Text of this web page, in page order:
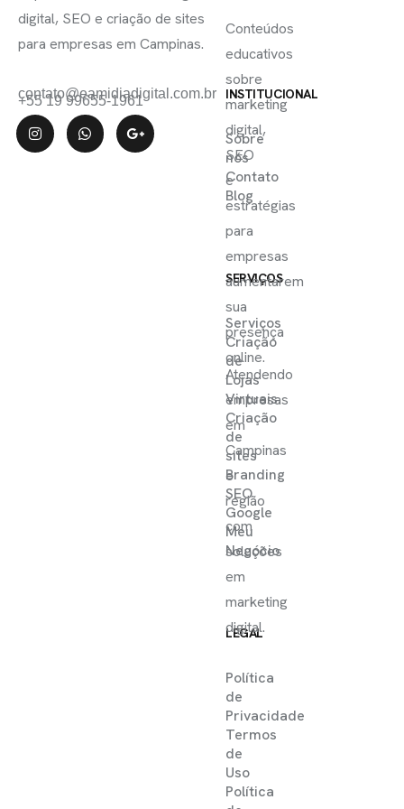
digital, SEO e criação de sites
para empresas em Campinas.
contato@eamidiadigital.com.br
+55 19 99655-1961 INSTITUCIONAL
Sobre
nós
Contato
Blog
SERVIÇOS
Serviços
Criação
de
Lojas
Virtuais
Criação
de
sites
Branding
SEO
Google
Meu
Negócio
LEGAL
Política
de
Privacidade
Termos
de
Uso
Política
Conteúdos
educativos
sobre
marketing
digital,
SEO
e
estratégias
para
empresas
aumentarem
sua
presença
online.
Atendendo
empresas
em
Campinas
e
região
com
soluções
em
marketing
digital.